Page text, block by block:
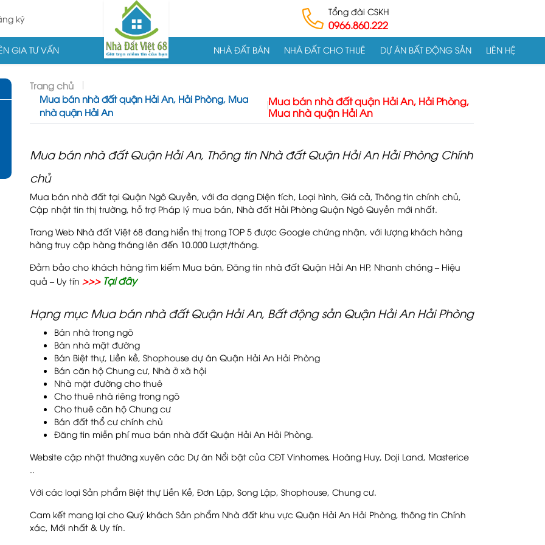
ký
Tổng đài CSKH
0966.860.222
GIA TƯ VẤN NHÀ ĐẤT BÁN NHÀ ĐẤT CHO THUÊ DỰ ÁN BẤT ĐỘNG SẢN LIÊN HỆ
Trang chủ
Mua bán nhà đất quận Hải An, Hải Phòng, Mua
nhà quận Hải An
Mua bán nhà đất quận Hải An, Hải Phòng,
Mua nhà quận Hải An
Mua bán nhà đất Quận Hải An, Thông tin Nhà đất Quận Hải An Hải Phòng Chính
chủ
Mua bán nhà đất tại Quận Ngô Quyền, với đa dạng Diện tích, Loại hình, Giá cả, Thông tin chính chủ,
Cập nhật tin thị trường, hỗ trợ Pháp lý mua bán, Nhà đất Hải Phòng Quận Ngô Quyền mới nhất.
Trang Web Nhà đất Việt 68 đang hiển thị trong TOP 5 được Google chứng nhận, với lượng khách hàng
hàng truy cập hàng tháng lên đến 10.000 Lượt/tháng.
Đảm bảo cho khách hàng tìm kiếm Mua bán, Đăng tin nhà đất Quận Hải An HP, Nhanh chóng – Hiệu
quả – Uy tín >>> Tại đây
Hạng mục Mua bán nhà đất Quận Hải An, Bất động sản Quận Hải An Hải Phòng
Bán nhà trong ngõ
Bán nhà mặt đường
Bán Biệt thự, Liền kề, Shophouse dự án Quận Hải An Hải Phòng
Bán căn hộ Chung cư, Nhà ở xã hội
Nhà mặt đường cho thuê
Cho thuê nhà riêng trong ngõ
Cho thuê căn hộ Chung cư
Bán đất thổ cư chính chủ
Đăng tin miễn phí mua bán nhà đất Quận Hải An Hải Phòng.
Website cập nhật thường xuyên các Dự án Nổi bật của CĐT Vinhomes, Hoàng Huy, Doji Land, Masterice
..
Với các loại Sản phẩm Biệt thự Liền Kề, Đơn Lập, Song Lập, Shophouse, Chung cư.
Cam kết mang lại cho Quý khách Sản phẩm Nhà đất khu vực Quận Hải An Hải Phòng, thông tin Chính
xác, Mới nhất & Uy tín.